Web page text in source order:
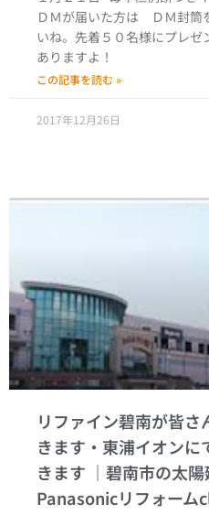
ＤＭが届いた方は ＤＭ封筒
いね。先着５０名様にプレゼ
ありますよ！
この記事を読む »
2017年12月26日
リファイン碧南が皆さ
きます・東浦イオンに
きます